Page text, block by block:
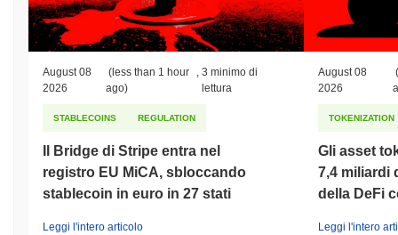
August 08
2026
(less than 1 hour
ago)
, 3 minimo di
lettura
STABLECOINS REGULATION
Il Bridge di Stripe entra nel
registro EU MiCA, sbloccando
stablecoin in euro in 27 stati
Leggi l'intero articolo
August 08
2026
TOKENIZATION
Gli asset
7,4 miliardi
della DeFi
Leggi l'intero